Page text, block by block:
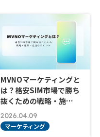
MVNOマーケティングと
は？格安SIM市場で勝ち
抜くための戦略・施…
2026.04.09
マーケティング